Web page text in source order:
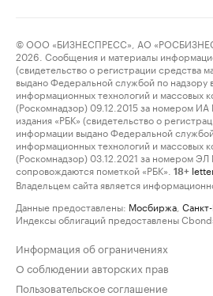
© ООО «БИЗНЕСПРЕСС», АО
2026. Сообщения и материалы
(свидетельство о регистрации средства
выдано Федеральной службой по надзору
информационных технологий и массовых
(Роскомнадзор) 09.12.2015 за номером
издания «РБК» (свидетельство о
информации выдано Федеральной
информационных технологий и массовых
(Роскомнадзор) 03.12.2021 за номером
сопровождаются пометкой «РБК».
18+
Владельцем сайта является
Данные предоставлены: Мосбиржа
Индексы облигаций предоставлены
Информация об ограничениях
О соблюдении авторских прав
Пользовательское соглашение